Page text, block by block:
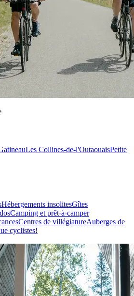
Les Collines-de-l'OutaouaisPetite
Hébergements insolitesGîtes
Camping et prêt-à-camper
Centres de villégiatureAuberges de
cyclistes!